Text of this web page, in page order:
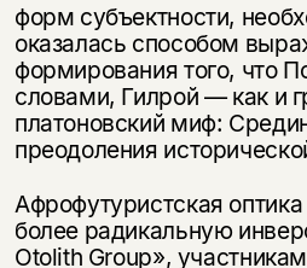
форм субъектности,
оказалась способом
формирования того, что
словами, Гилрой — как и
платоновский миф:
преодоления
Афрофутуристская
более радикальную
Otolith Group»,